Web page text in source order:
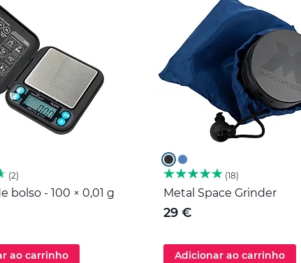
2
bolso - 100 × 0,01 g
ao carrinho
18
Metal Space Grinder
29 €
Adicionar ao carrinho